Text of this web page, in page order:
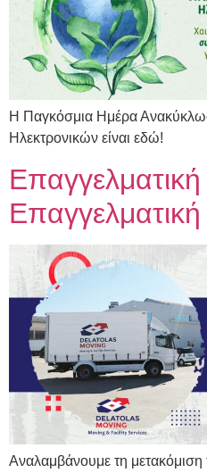
Η Παγκόσμια Ημέρα
Ηλεκτρονικών είναι εδώ!
Αναλαμβάνουμε τη μετακόμιση